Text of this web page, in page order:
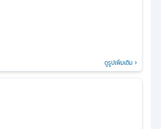
ดูรูปเพิ่มเติม